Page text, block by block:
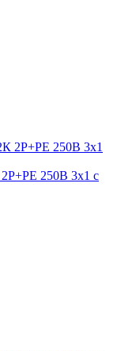
250В 3х1 с